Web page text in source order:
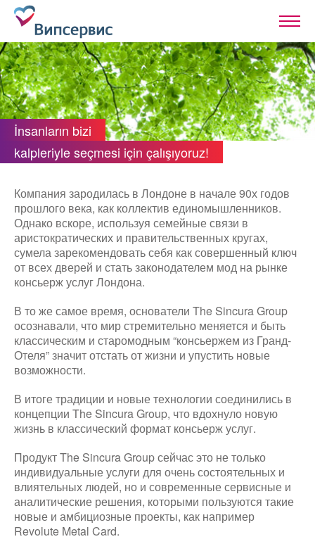
İnsanların bizi
kalpleriyle seçmesi için çalışıyoruz!
Компания зародилась в Лондоне в начале 90х годов
прошлого века, как коллектив единомышленников.
Однако вскоре, используя семейные связи в
аристократических и правительственных кругах,
сумела зарекомендовать себя как совершенный ключ
от всех дверей и стать законодателем мод на рынке
консьерж услуг Лондона.
В то же самое время, основатели The Sincura Group
осознавали, что мир стремительно меняется и быть
классическим и старомодным “консьержем из Гранд-
Отеля” значит отстать от жизни и упустить новые
возможности.
В итоге традиции и новые технологии соединились в
концепции The Sincura Group, что вдохнуло новую
жизнь в классический формат консьерж услуг.
Продукт The Sincura Group сейчас это не только
индивидуальные услуги для очень состоятельных и
влиятельных людей, но и современные сервисные и
аналитические решения, которыми пользуются такие
новые и амбициозные проекты, как например
Revolute Metal Card.